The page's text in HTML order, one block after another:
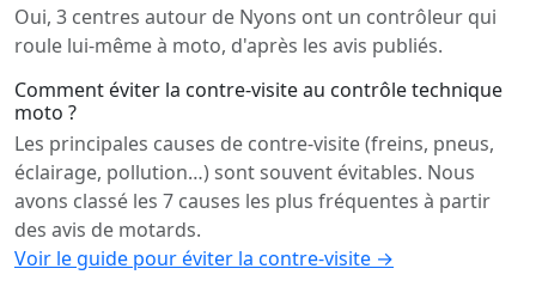
Oui, 3 centres autour de Nyons ont un contrôleur qui
roule lui-même à moto, d'après les avis publiés.
Comment éviter la contre-visite au contrôle technique
moto ?
Les principales causes de contre-visite (freins, pneus,
éclairage, pollution…) sont souvent évitables. Nous
avons classé les 7 causes les plus fréquentes à partir
des avis de motards.
Voir le guide pour éviter la contre-visite →